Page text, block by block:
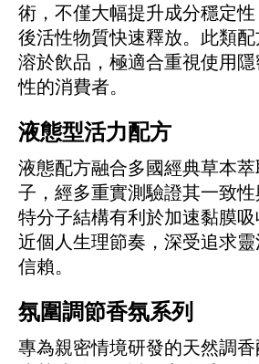
術，不僅大幅提升成分穩定
後活性物質快速釋放。此類
溶於飲品，極適合重視使用隱
性的消費者。
液態型活力配方
液態配方融合多國經典草本
子，經多重實測驗證其一致
特分子結構有利於加速黏膜
近個人生理節奏，深受追求
信賴。
氛圍調節香氛系列
專為親密情境研發的天然調